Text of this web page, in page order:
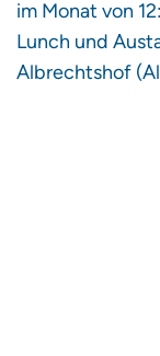
im Monat von
Lunch und
Albrechtshof